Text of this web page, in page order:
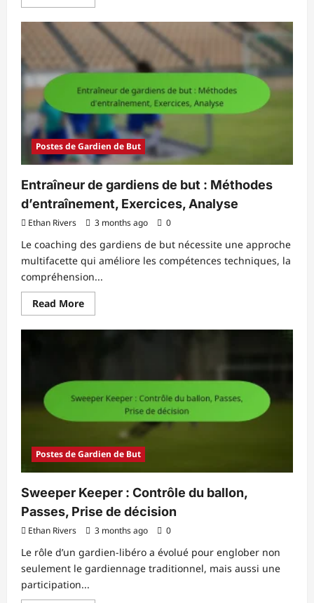
more
Gardien
:
Entraînement,
Technique
Postes de Gardien de But
Entraîneur de gardiens de but : Méthodes
d’entraînement, Exercices, Analyse
Ethan Rivers 3 months ago 0
Le coaching des gardiens de but nécessite une approche
multifacette qui améliore les compétences techniques, la
compréhension...
Read MoreRead
more
Entraîneur
:
d’entraînement,
Exercices,
Analyse
Postes de Gardien de But
Sweeper Keeper : Contrôle du ballon,
Passes, Prise de décision
Ethan Rivers 3 months ago 0
Le rôle d’un gardien-libéro a évolué pour englober non
seulement le gardiennage traditionnel, mais aussi une
participation...